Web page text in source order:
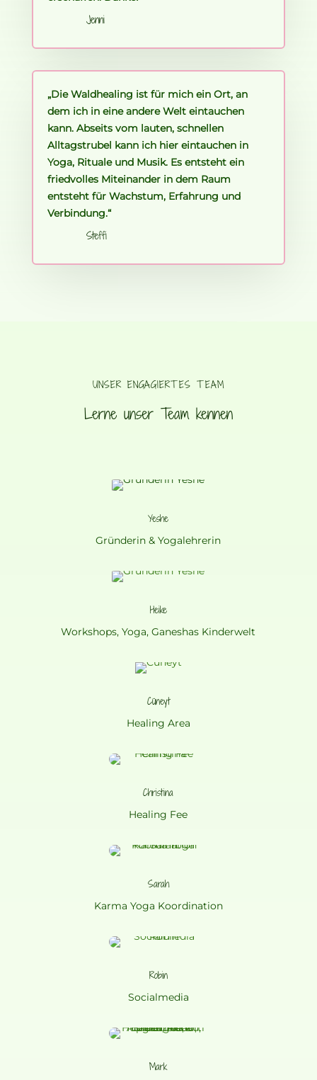
Jenni
„Die Waldhealing ist für mich ein Ort, an
dem ich in eine andere Welt eintauchen
kann. Abseits vom lauten, schnellen
Alltagstrubel kann ich hier eintauchen in
Yoga, Rituale und Musik. Es entsteht ein
friedvolles Miteinander in dem Raum
entsteht für Wachstum, Erfahrung und
Verbindung.“
Steffi
UNSER ENGAGIERTES TEAM
Lerne unser Team kennen
Yeshe
Gründerin & Yogalehrerin
Heike
Workshops, Yoga, Ganeshas Kinderwelt
Cüneyt
Healing Area
Christina
Healing Fee
Sarah
Karma Yoga Koordination
Robin
Socialmedia
Mark